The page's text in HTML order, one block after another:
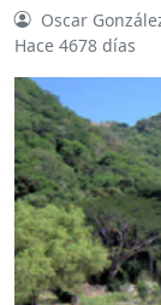
Oscar
Hace 4678 días